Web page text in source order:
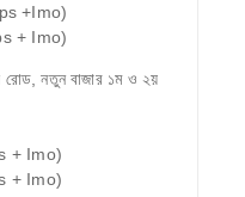
+Imo)
+ Imo)
রোড, নতুন বাজার ১ম ও ২য়
+ Imo)
+ Imo)